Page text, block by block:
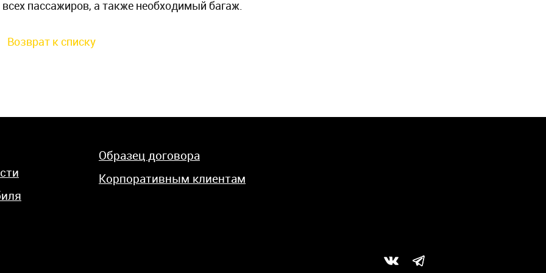
всех пассажиров, а также необходимый багаж.
Возврат к списку
Образец договора
Корпоративным клиентам